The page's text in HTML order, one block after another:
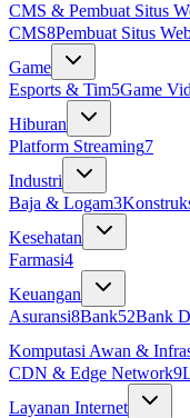
CMS & Pembuat Situs
CMS8Pembuat Situs
Game
Esports & Tim5Game
Hiburan
Platform Streaming7
Industri
Baja & Logam3
Kesehatan
Farmasi4
Keuangan
Asuransi8Bank52Bank
Komputasi Awan &
CDN & Edge Network9
Layanan Internet